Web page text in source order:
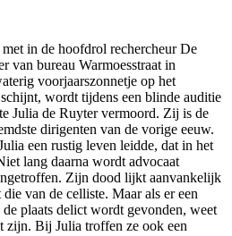
in de hoofdrol rechercheur De
van bureau Warmoesstraat in
voorjaarszonnetje op het
wordt tijdens een blinde auditie
Julia de Ruyter vermoord. Zij is de
dirigenten van de vorige eeuw.
een rustig leven leidde, dat in het
lang daarna wordt advocaat
Zijn dood lijkt aanvankelijk
van de celliste. Maar als er een
plaats delict wordt gevonden, weet
zijn. Bij Julia troffen ze ook een